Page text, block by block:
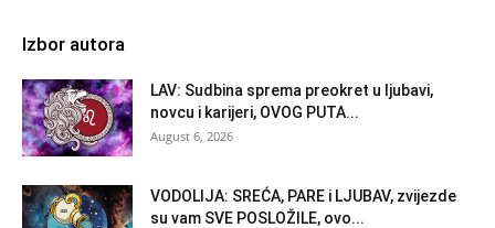
Izbor autora
LAV: Sudbina sprema preokret u ljubavi,
novcu i karijeri, OVOG PUTA...
August 6, 2026
VODOLIJA: SREĆA, PARE i LJUBAV, zvijezde
su vam SVE POSLOŽILE, ovo...